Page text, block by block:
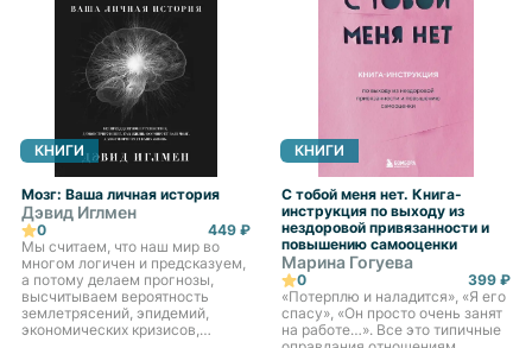
КНИГИ
Мозг: Ваша личная история
Дэвид Иглмен
0
449 ₽
Мы считаем, что наш мир во
многом логичен и предсказуем,
а потому делаем прогнозы,
высчитываем вероятность
землетрясений, эпидемий,
экономических кризисов,
КНИГИ
С тобой меня нет. Книга-
инструкция по выходу из
нездоровой привязанности и
повышению самооценки
Марина Гогуева
0
399 ₽
«Потерплю и наладится», «Я его
спасу», «Он просто очень занят
на работе…». Все это типичные